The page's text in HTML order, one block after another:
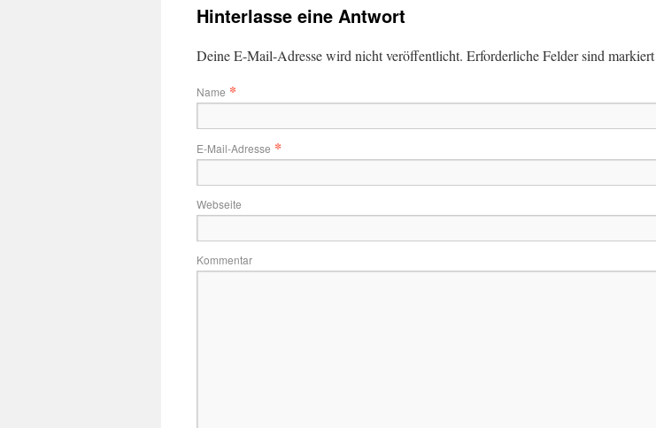
Hinterlasse eine Antwort
Deine E-Mail-Adresse wird nicht veröffentlicht. Erforderliche Felder sind markiert
Name *
E-Mail-Adresse *
Webseite
Kommentar